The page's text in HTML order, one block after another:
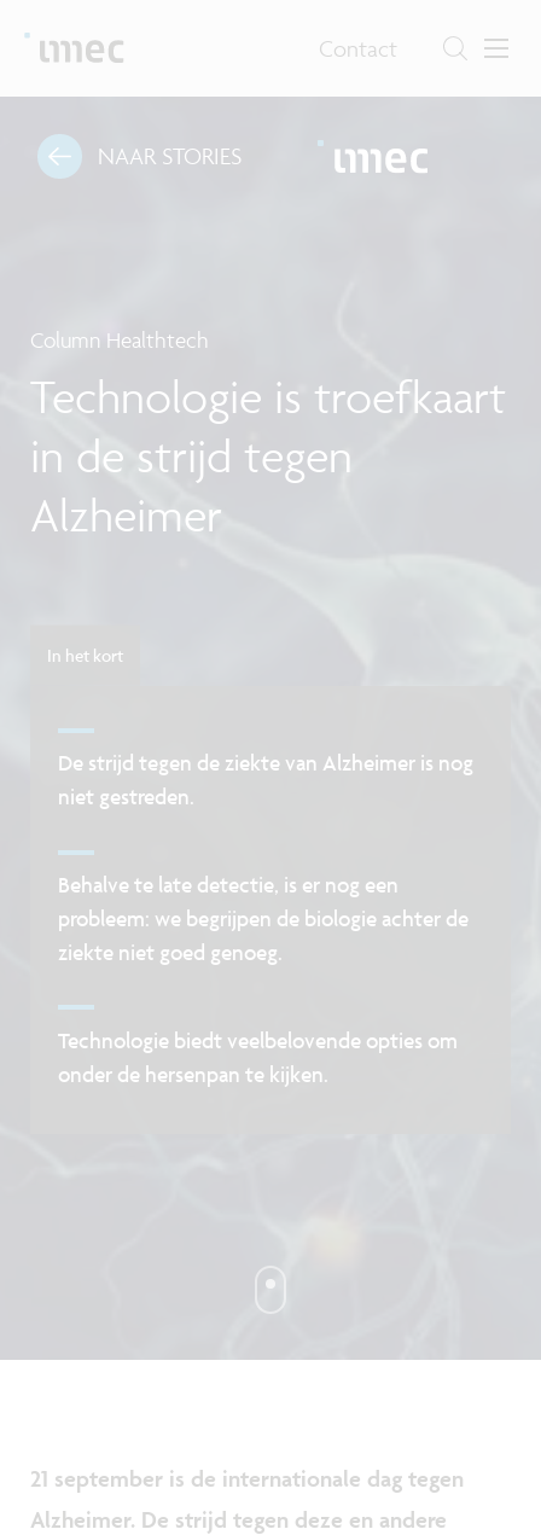
Contact
NAAR STORIES
Column Healthtech
Technologie is troefkaart
in de strijd tegen
Alzheimer
In het kort
De strijd tegen de ziekte van Alzheimer is nog
niet gestreden.
Behalve te late detectie, is er nog een
probleem: we begrijpen de biologie achter de
ziekte niet goed genoeg.
Technologie biedt veelbelovende opties om
onder de hersenpan te kijken.
21 september is de internationale dag tegen
Alzheimer. De strijd tegen deze en andere